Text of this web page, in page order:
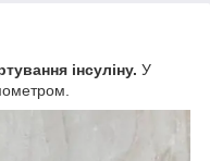
інсуліну. У